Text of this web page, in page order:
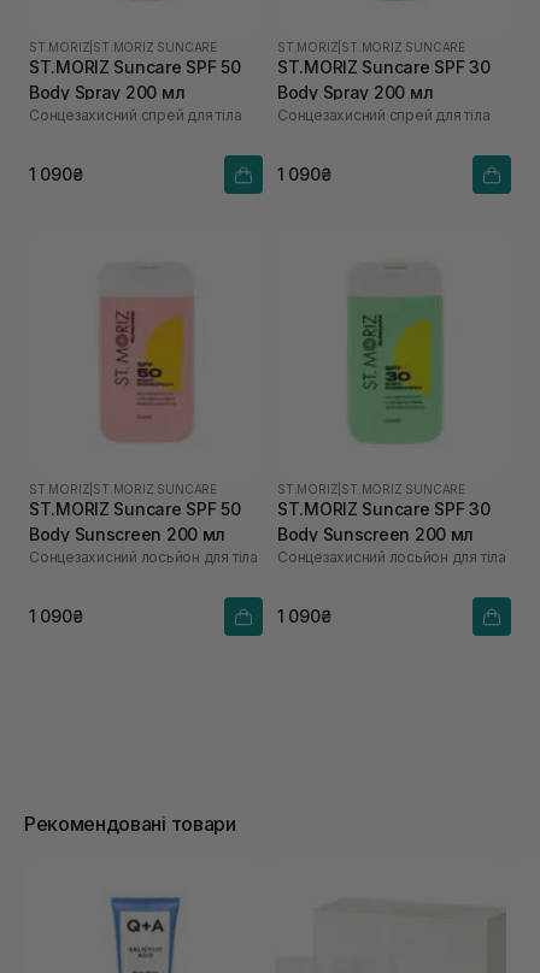
ST.MORIZ ST.MORIZ SUNCARE
ST.MORIZ Suncare SPF 50
Body Spray 200 мл
Сонцезахисний спрей для тіла
1 090₴
ST.MORIZ ST.MORIZ SUNCARE
ST.MORIZ Suncare SPF 30
Body Spray 200 мл
Сонцезахисний спрей для тіла
1 090₴
ST.MORIZ ST.MORIZ SUNCARE
ST.MORIZ Suncare SPF 50
Body Sunscreen 200 мл
Сонцезахисний лосьйон для тіла
1 090₴
ST.MORIZ ST.MORIZ SUNCARE
ST.MORIZ Suncare SPF 30
Body Sunscreen 200 мл
Сонцезахисний лосьйон для тіла
1 090₴
Рекомендовані товари